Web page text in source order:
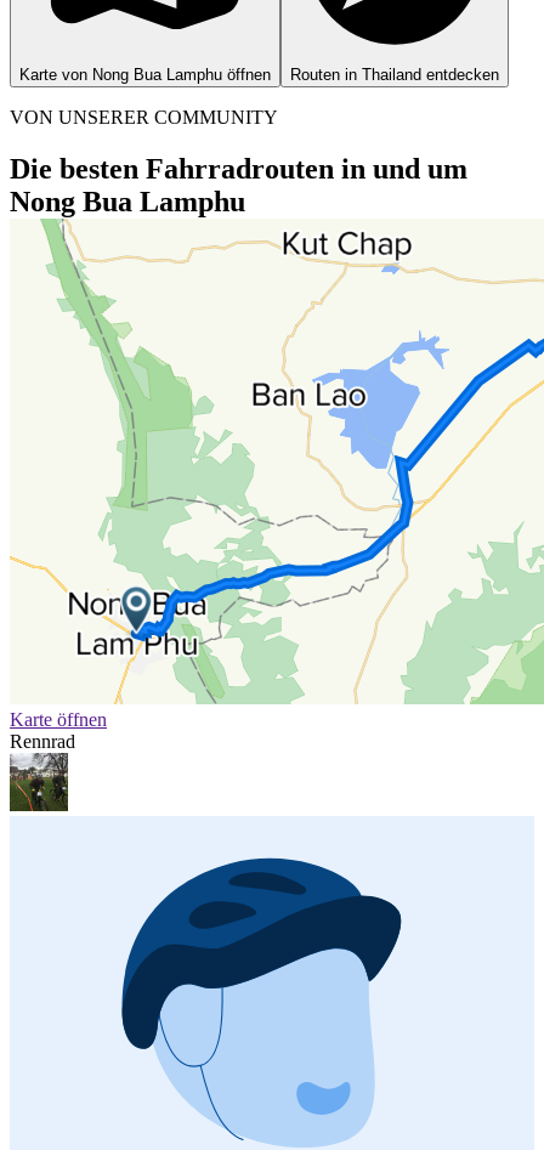
Karte von Nong Bua Lamphu öffnen Routen in Thailand entdecken
VON UNSERER COMMUNITY
Die besten Fahrradrouten in und um
Nong Bua Lamphu
Karte öffnen
Rennrad